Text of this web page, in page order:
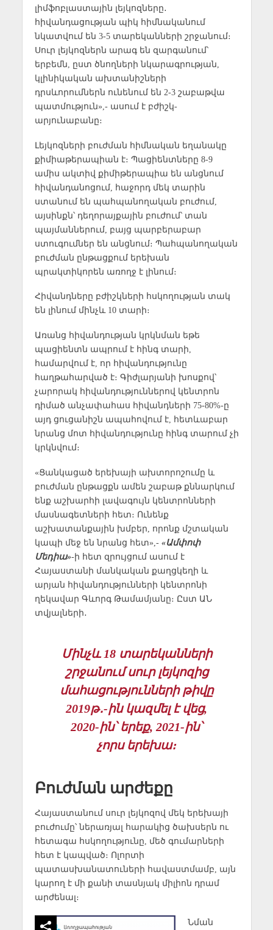
լիմֆոբլաստային լեյկոզները․
հիվանդացության պիկ հիմնականում
նկատվում են 3-5 տարեկանների շրջանում։
Սուր լեյկոզներն արագ են զարգանում՝
երբեմն, ըստ ծնողների նկարագրության,
կլինիկական ախտանիշների
դրսևորումներն ունենում են 2-3 շաբաթվա
պատմություն»,- ասում է բժիշկ-
արյունաբանը։
Լեյկոզների բուժման հիմնական եղանակը
քիմիաթերապիան է։ Պացիենտները 8-9
ամիս ակտիվ քիմիթերապիա են անցնում
հիվանդանոցում, հաջորդ մեկ տարին
ստանում են պահպանողական բուժում,
այսինքն՝ դեղորայքային բուժում՝ տան
պայմաններում, բայց պարբերաբար
ստուգումներ են անցնում։ Պահպանողական
բուժման ընթացքում երեխան
պրակտիկորեն առողջ է լինում։
Հիվանդները բժիշկների հսկողության տակ
են լինում մինչև 10 տարի։
Առանց հիվանդության կրկնման եթե
պացիենտն ապրում է հինգ տարի,
համարվում է, որ հիվանդությունը
հաղթահարված է։ Գիժլարյանի խոսքով՝
չարորակ հիվանդություններով կենտրոն
դիմած անչափահաս հիվանդների 75-80%-ը
այդ ցուցանիշն ապահովում է, հետևաբար
նրանց մոտ հիվանդությունը հինգ տարում չի
կրկնվում։
«Ցանկացած երեխայի ախտորոշումը և
բուժման ընթացքն ամեն շաբաթ քննարկում
ենք աշխարհի լավագույն կենտրոնների
մասնագետների հետ։ Ունենք
աշխատանքային խմբեր, որոնք մշտական
կապի մեջ են նրանց հետ»,- «Ամփոփ
Մեդիա»-ի հետ զրույցում ասում է
Հայաստանի մանկական քաղցկեղի և
արյան հիվանդությունների կենտրոնի
ղեկավար Գևորգ Թամամյանը։ Ըստ ԱՆ
տվյալների․
Մինչև 18 տարեկանների
շրջանում սուր լեյկոզից
մահացությունների թիվը
2019թ․-ին կազմել է վեց,
2020-ին՝ երեք, 2021-ին՝
չորս երեխա։
Բուժման արժեքը
Հայաստանում սուր լեյկոզով մեկ երեխայի
բուժումը՝ ներառյալ հարակից ծախսերն ու
հետագա հսկողությունը, մեծ գումարների
հետ է կապված։ Ոլորտի
պատասխանատուների հավաստմամբ, այն
կարող է մի քանի տասնյակ միլիոն դրամ
արժենալ։
Նման